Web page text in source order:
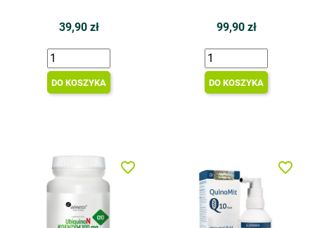
39,90 zł
DO KOSZYKA
99,90 zł
DO KOSZYKA
favorite_border favorite_border